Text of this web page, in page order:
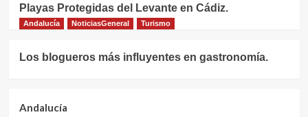
Playas Protegidas del Levante en Cádiz.
Andalucía NoticiasGeneral Turismo
Los blogueros más influyentes en gastronomía.
Andalucía